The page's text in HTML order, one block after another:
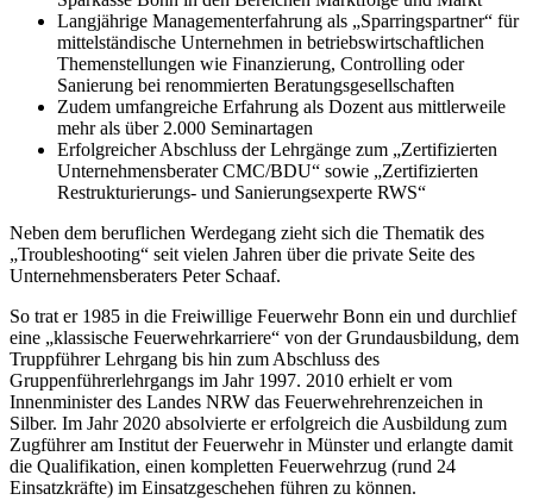
Langjährige Managementerfahrung als „Sparringspartner“ für
mittelständische Unternehmen in betriebswirtschaftlichen
Themenstellungen wie Finanzierung, Controlling oder
Sanierung bei renommierten Beratungsgesellschaften
Zudem umfangreiche Erfahrung als Dozent aus mittlerweile
mehr als über 2.000 Seminartagen
Erfolgreicher Abschluss der Lehrgänge zum „Zertifizierten
Unternehmensberater CMC/BDU“ sowie „Zertifizierten
Restrukturierungs- und Sanierungsexperte RWS“
Neben dem beruflichen Werdegang zieht sich die Thematik des
„Troubleshooting“ seit vielen Jahren über die private Seite des
Unternehmensberaters Peter Schaaf.
So trat er 1985 in die Freiwillige Feuerwehr Bonn ein und durchlief
eine „klassische Feuerwehrkarriere“ von der Grundausbildung, dem
Truppführer Lehrgang bis hin zum Abschluss des
Gruppenführerlehrgangs im Jahr 1997. 2010 erhielt er vom
Innenminister des Landes NRW das Feuerwehrehrenzeichen in
Silber. Im Jahr 2020 absolvierte er erfolgreich die Ausbildung zum
Zugführer am Institut der Feuerwehr in Münster und erlangte damit
die Qualifikation, einen kompletten Feuerwehrzug (rund 24
Einsatzkräfte) im Einsatzgeschehen führen zu können.